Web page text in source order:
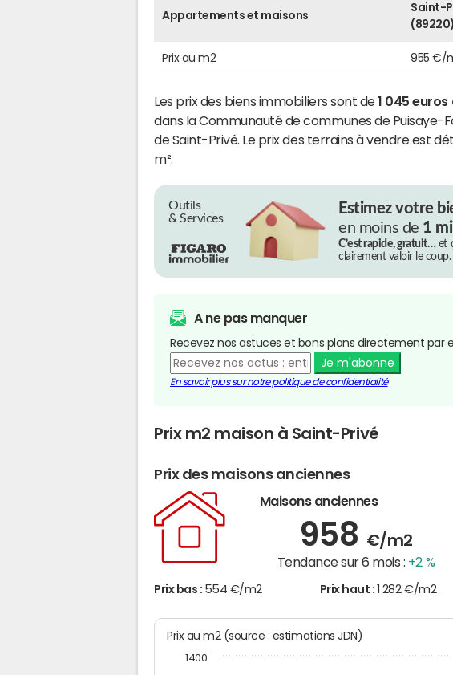
Appartements et maisons
Saint-
(89220)
Prix au m2 955 €/
Les prix des biens immobiliers sont de1 045 euros
dans la Communauté de communes de Puisaye-
de Saint-Privé. Le prix des terrains à vendre est
m².
Outils
& Services
Estimez votre
en moins de 1
C’est rapide, gratuit…et
clairement valoir le coup.
A ne pas manquer
Recevez nos astuces et bons plans directement par
Je m'abonne
En savoir plus sur notre politique de confidentialité
Prix m2 maison à Saint-Privé
Prix des maisons anciennes
Maisons anciennes
958 €/m2
Tendance sur 6 mois : +2 %
Prix bas : 554 €/m2 Prix haut : 1 282 €/m2
Prix au m2 (source : estimations JDN)
1400